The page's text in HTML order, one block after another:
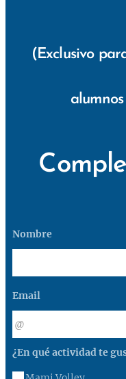
(Exclusivo
Nombre
Email
¿En qué actividad te